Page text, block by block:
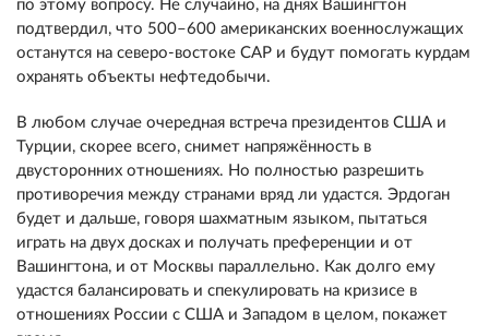
по этому вопросу. Не случайно, на днях Вашингтон
подтвердил, что 500–600 американских военнослужащих
останутся на северо-востоке САР и будут помогать курдам
охранять объекты нефтедобычи.
В любом случае очередная встреча президентов США и
Турции, скорее всего, снимет напряжённость в
двусторонних отношениях. Но полностью разрешить
противоречия между странами вряд ли удастся. Эрдоган
будет и дальше, говоря шахматным языком, пытаться
играть на двух досках и получать преференции и от
Вашингтона, и от Москвы параллельно. Как долго ему
удастся балансировать и спекулировать на кризисе в
отношениях России с США и Западом в целом, покажет